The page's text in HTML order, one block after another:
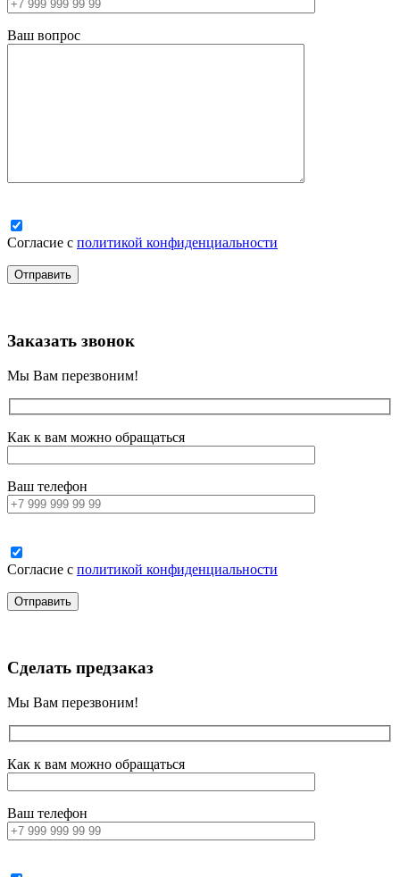
Ваш вопрос
Согласие с политикой конфиденциальности
Заказать звонок
Мы Вам перезвоним!
Как к вам можно обращаться
Ваш телефон
Согласие с политикой конфиденциальности
Сделать предзаказ
Мы Вам перезвоним!
Как к вам можно обращаться
Ваш телефон